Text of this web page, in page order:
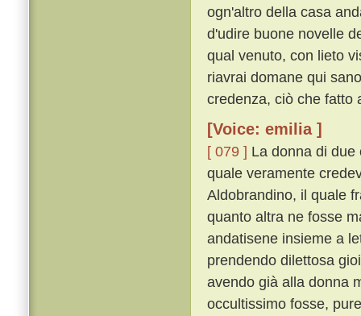
ogn'altro della casa
d'udire buone novelle
qual venuto, con lieto
riavrai domane qui
credenza, ciò che fatto
[Voice: emilia ]
[ 079 ] La donna di
quale veramente
Aldobrandino, il quale
quanto altra ne fosse
andatisene insieme a
prendendo dilettosa
avendo già alla donna
occultissimo fosse,